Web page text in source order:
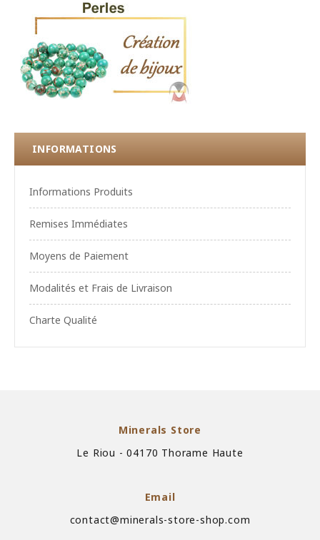
INFORMATIONS
Informations Produits
Remises Immédiates
Moyens de Paiement
Modalités et Frais de Livraison
Charte Qualité
Minerals Store
Le Riou - 04170 Thorame Haute
Email
contact@minerals-store-shop.com